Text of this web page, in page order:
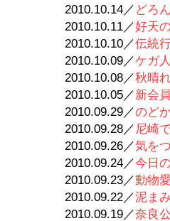
2010.10.14／ どろ
2010.10.11／好天
2010.10.10／伝統
2010.10.09／ケガ
2010.10.08／秋晴
2010.10.05／新会
2010.09.29／のど
2010.09.28／ 尼崎
2010.09.26／気を
2010.09.24／今日
2010.09.23／動物
2010.09.22／泥ま
2010.09.19／奈良